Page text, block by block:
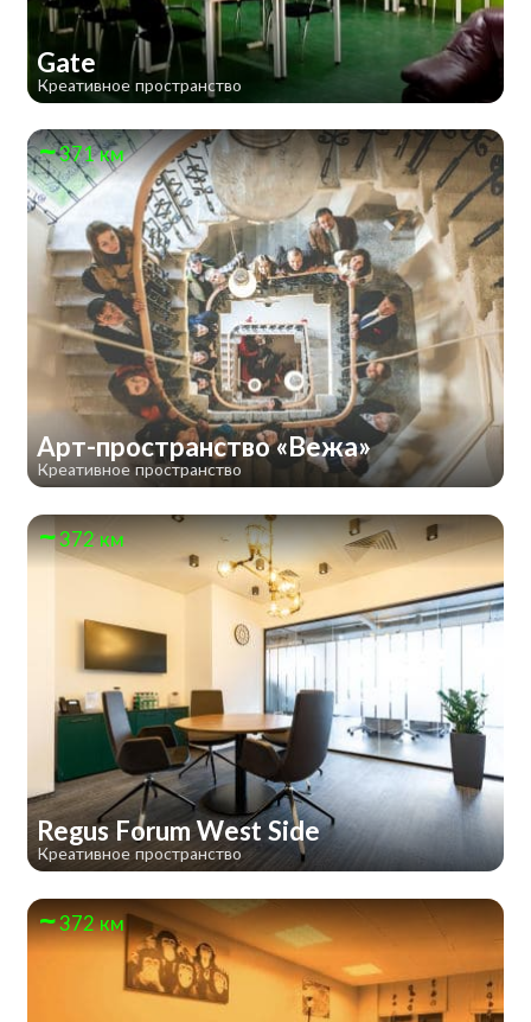
Gate
Креативное пространство
371 км
Арт-пространство «Вежа»
Креативное пространство
372 км
Regus Forum West Side
Креативное пространство
372 км